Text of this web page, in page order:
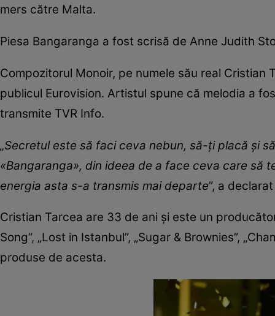
mers către Malta.
Piesa Bangaranga a fost scrisă de Anne Judith
Compozitorul Monoir, pe numele său real
publicul Eurovision. Artistul spune că melodia a
transmite TVR Info.
„Secretul este să faci ceva nebun, să-ți placă și
«Bangaranga», din ideea de a face ceva care să
energia asta s-a transmis mai departe”, a
Cristian Tarcea are 33 de ani şi este un
Song”, „Lost in Istanbul”, „Sugar & Brownies”,
produse de acesta.